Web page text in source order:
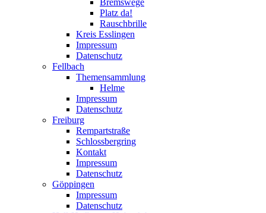
Bremswege
Platz da!
Rauschbrille
Kreis Esslingen
Impressum
Datenschutz
Fellbach
Themensammlung
Helme
Impressum
Datenschutz
Freiburg
Rempartstraße
Schlossbergring
Kontakt
Impressum
Datenschutz
Göppingen
Impressum
Datenschutz